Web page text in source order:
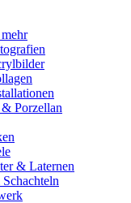
Porzellan
& Laternen